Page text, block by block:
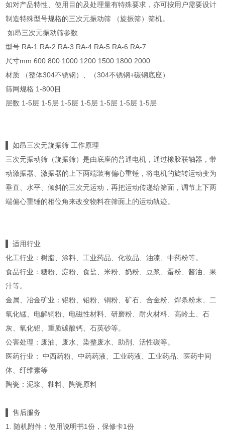
如对产品特性、使用目的及处理量有特殊要求，亦可按用户需要设计
制造特殊型号规格的三次元振动筛 （旋振筛）筛机。
如昂三次元振动筛参数
型号 RA-1 RA-2 RA-3 RA-4 RA-5 RA-6 RA-7
尺寸mm 600 800 1000 1200 1500 1800 2000
材质 （整体304不锈钢）、（304不锈钢+碳钢底座）
筛网规格 1-800目
层数 1-5层 1-5层 1-5层 1-5层 1-5层 1-5层 1-5层
▌ 如昂三次元旋振筛 工作原理
三次元振动筛（旋振筛）是由底座的普通电机，通过橡胶联轴器，带
动激振器、激振器的上下两端装有偏心重锤，将电机的旋转运动变为
垂直、水平、倾斜的三次元运动，再把运动传递给筛面，调节上下两
端偏心重锤的相位角来改变物料在筛面上的运动轨迹。
▌ 适用行业
化工行业：树脂、涂料、工业药品、化妆品、油漆、中药粉等。
食品行业：糖粉、淀粉、食盐、米粉、奶粉、豆浆、蛋粉、酱油、果
汁等。
金属、冶金矿业：铝粉、铅粉、铜粉、矿石、合金粉、焊条粉末、二
氧化锰、电解铜粉、电磁性材料、研磨粉、耐火材料、高岭土、石
灰、氧化铝、重质碳酸钙、石英砂等。
公害处理：废油、废水、染整废水、助剂、活性碳等。
医药行业： 中西药粉、中药药液、工业药液、工业药品、医药中间
体、纤维素等
陶瓷：泥浆、釉料、陶瓷原料
▌ 售后服务
1. 随机附件；使用说明书1份，保修卡1份